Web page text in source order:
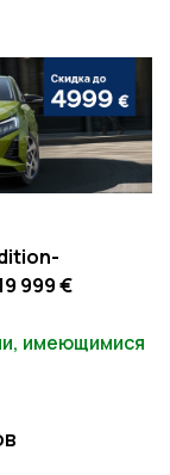
999 €
имеющимися